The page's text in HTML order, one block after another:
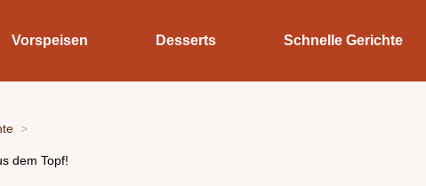
Vorspeisen Desserts Schnelle Gerichte
dem Topf!